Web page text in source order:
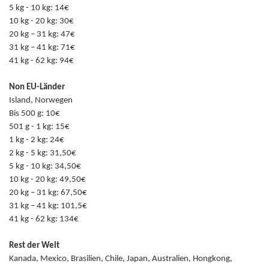
5 kg - 10 kg: 14€
10 kg - 20 kg: 30€
20 kg – 31 kg: 47€
31 kg – 41 kg: 71€
41 kg - 62 kg: 94€
Non EU-Länder
Island, Norwegen
Bis 500 g: 10€
501 g - 1 kg: 15€
1 kg - 2 kg: 24€
2 kg - 5 kg: 31,50€
5 kg - 10 kg: 34,50€
10 kg - 20 kg: 49,50€
20 kg – 31 kg: 67,50€
31 kg – 41 kg: 101,5€
41 kg - 62 kg: 134€
Rest der Welt
Kanada, Mexico, Brasilien, Chile, Japan, Australien, Hongkong,